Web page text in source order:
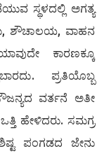
ಸ್ಥಳದಲ್ಲಿ ಅಗತ್ಯ
ಶೌಚಾಲಯ, ವಾಹನ
ಕಾರಣಕ್ಕೂ
ಪ್ರತಿಯೊಬ್ಬ
ವರ್ತನೆ ಅತೀ
ಹೇಳಿದರು. ಸಮಗ್ರ
ಪಂಗಡದ ಜೇನು